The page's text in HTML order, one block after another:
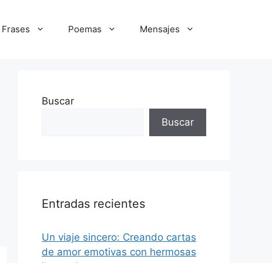
Frases Poemas Mensajes
Buscar
Buscar
Entradas recientes
Un viaje sincero: Creando cartas
de amor emotivas con hermosas